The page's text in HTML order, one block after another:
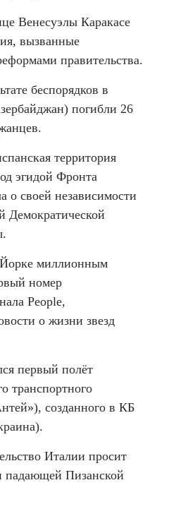
Венесуэлы Каракасе
вызванные
правительства.
беспорядков в
погибли 26
территория
эгидой Фронта
о своей независимости
Демократической
миллионным
номер
People,
о жизни звезд
первый полёт
транспортного
созданного в КБ
Италии просит
падающей Пизанской